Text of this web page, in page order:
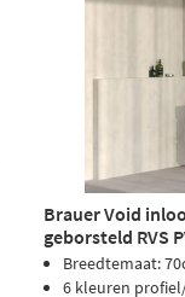
Brauer Void
geborsteld RVS
Breedtemaat:
6 kleuren